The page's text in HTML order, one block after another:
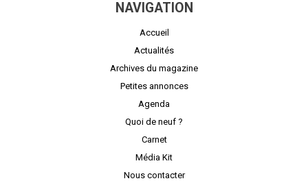
NAVIGATION
Accueil
Actualités
Archives du magazine
Petites annonces
Agenda
Quoi de neuf ?
Carnet
Média Kit
Nous contacter